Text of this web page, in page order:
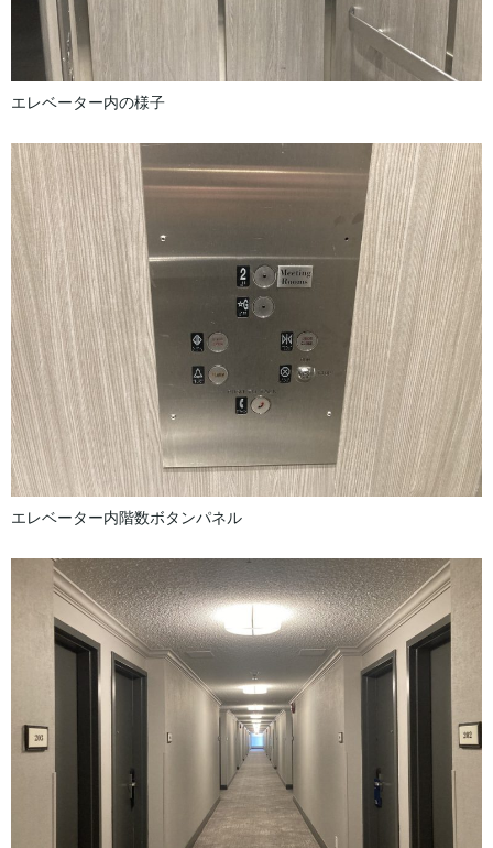
エレベーター内の様子
エレベーター内階数ボタンパネル